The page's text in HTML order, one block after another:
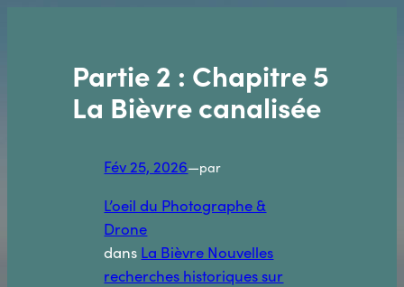
Partie 2 : Chapitre 5
La Bièvre canalisée
Fév 25, 2026—par
L’oeil du Photographe &
Drone
dans La Bièvre Nouvelles
recherches historiques sur